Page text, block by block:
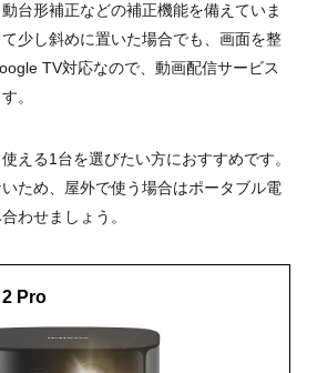
台形補正などの補正機能を備えていま
少し斜めに置いた場合でも、画面を整
TV対応なので、動画配信サービス
。
える1台を選びたい方におすすめです。
ため、屋外で使う場合はポータブル電
わせましょう。
Pro